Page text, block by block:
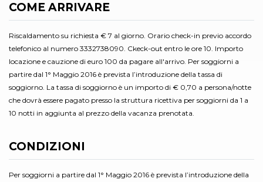
COME ARRIVARE
Riscaldamento su richiesta € 7 al giorno. Orario check-in previo accordo
telefonico al numero 3332738090. Ckeck-out entro le ore 10. Importo
locazione e cauzione di euro 100 da pagare all'arrivo. Per soggiorni a
partire dal 1° Maggio 2016 è prevista l’introduzione della tassa di
soggiorno. La tassa di soggiorno è un importo di € 0,70 a persona/notte
che dovrà essere pagato presso la struttura ricettiva per soggiorni da 1 a
10 notti in aggiunta al prezzo della vacanza prenotata.
CONDIZIONI
Per soggiorni a partire dal 1° Maggio 2016 è prevista l’introduzione della